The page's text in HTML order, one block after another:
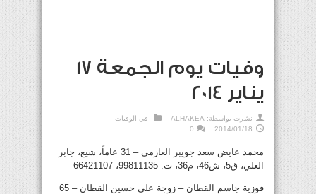
وفيات يوم الجمعة 17
يناير 2014
نشرت بواسطة: ALHAKEA في الوفيات
2014/01/18
0
محمد عايض سعد جويبر العازمي – 31 عاماً، شيع، جابر
العلي، ق5، ش46، م36، ت: 99811135، 66421107
فوزية جاسم القطان – زوجة علي حسين القطان – 65